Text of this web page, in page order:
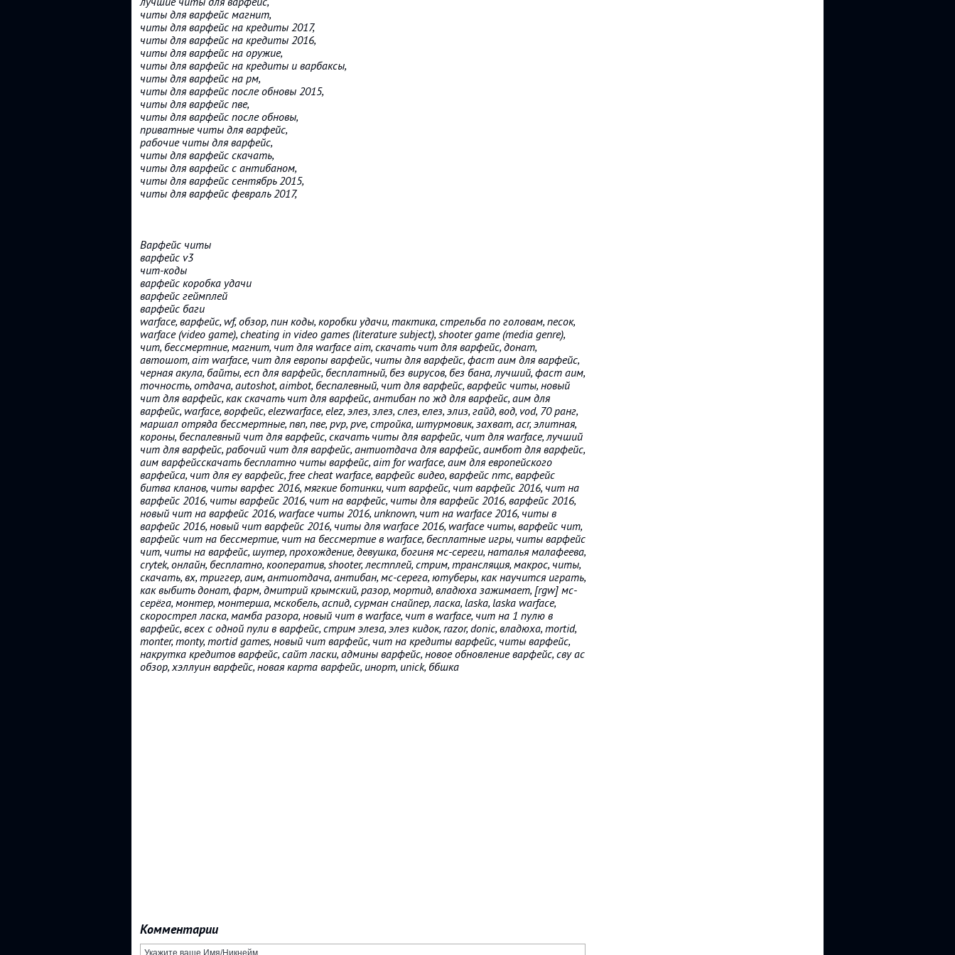
читы для варфейс магнит,
читы для варфейс на кредиты 2017,
читы для варфейс на кредиты 2016,
читы для варфейс на оружие,
читы для варфейс на кредиты и варбаксы,
читы для варфейс на рм,
читы для варфейс после обновы 2015,
читы для варфейс пве,
читы для варфейс после обновы,
приватные читы для варфейс,
рабочие читы для варфейс,
читы для варфейс скачать,
читы для варфейс с антибаном,
читы для варфейс сентябрь 2015,
читы для варфейс февраль 2017,
Варфейс читы
варфейс v3
чит-коды
варфейс коробка удачи
варфейс геймплей
варфейс баги
warface, варфейс, wf, обзор, пин коды, коробки удачи, тактика, стрельба по головам, песок,
warface (video game), cheating in video games (literature subject), shooter game (media genre),
чит, бессмертние, магнит, чит для warface aim, скачать чит для варфейс, донат,
автошот, aim warface, чит для европы варфейс, читы для варфейс, фаст аим для варфейс,
черная акула, байты, есп для варфейс, бесплатный, без вирусов, без бана, лучший, фаст аим,
точность, отдача, autoshot, aimbot, беспалевный, чит для варфейс, варфейс читы, новый
чит для варфейс, как скачать чит для варфейс, антибан по жд для варфейс, аим для
варфейс, warface, ворфейс, elezwarface, elez, элез, злез, слез, елез, элиз, гайд, вод, vod, 70 ранг,
маршал отряда бессмертные, пвп, пве, pvp, pve, стройка, штурмовик, захват, acr, элитная,
короны, беспалевный чит для варфейс, скачать читы для варфейс, чит для warface, лучший
чит для варфейс, рабочий чит для варфейс, антиотдача для варфейс, аимбот для варфейс,
аим варфейсскачать бесплатно читы варфейс, aim for warface, аим для европейского
варфейса, чит для еу варфейс, free cheat warface, варфейс видео, варфейс птс, варфейс
битва кланов, читы варфес 2016, мягкие ботинки, чит варфейс, чит варфейс 2016, чит на
варфейс 2016, читы варфейс 2016, чит на варфейс, читы для варфейс 2016, варфейс 2016,
новый чит на варфейс 2016, warface читы 2016, unknown, чит на warface 2016, читы в
варфейс 2016, новый чит варфейс 2016, читы для warface 2016, warface читы, варфейс чит,
варфейс чит на бессмертие, чит на бессмертие в warface, бесплатные игры, читы варфейс
чит, читы на варфейс, шутер, прохождение, девушка, богиня мс-сереги, наталья малафеева,
crytek, онлайн, бесплатно, кооператив, shooter, лестплей, стрим, трансляция, макрос, читы,
скачать, вх, триггер, аим, антиотдача, антибан, мс-серега, ютуберы, как научится играть,
как выбить донат, фарм, дмитрий крымский, разор, мортид, владюха зажимает, [rgw] мс-
серёга, монтер, монтерша, мскобель, аспид, сурман снайпер, ласка, laska, laska warface,
скорострел ласка, мамба разора, новый чит в warface, чит в warface, чит на 1 пулю в
варфейс, всех с одной пули в варфейс, стрим элеза, элез кидок, razor, donic, владюха, mortid,
monter, monty, mortid games, новый чит варфейс, чит на кредиты варфейс, читы варфейс,
накрутка кредитов варфейс, сайт ласки, админы варфейс, новое обновление варфейс, сву ас
обзор, хэллуин варфейс, новая карта варфейс, инорт, unick, ббшка
Комментарии